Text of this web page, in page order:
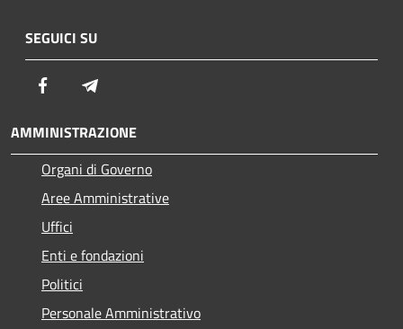
SEGUICI SU
Facebook
AMMINISTRAZIONE
Organi di Governo
Aree Amministrative
Uffici
Enti e fondazioni
Politici
Personale Amministrativo